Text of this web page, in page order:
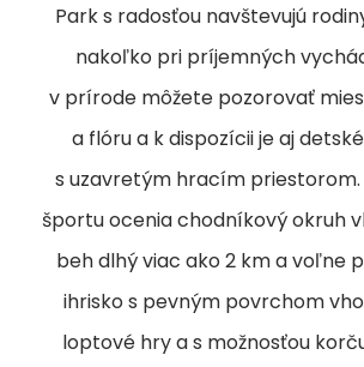
Park s radosťou navštevujú
nakoľko pri príjemných
v prírode môžete pozorovať
a flóru a k dispozícii je aj
s uzavretým hracím priestorom.
športu ocenia chodníkový okruh
beh dlhý viac ako 2 km a voľne
ihrisko s pevným povrchom
loptové hry a s možnosťou